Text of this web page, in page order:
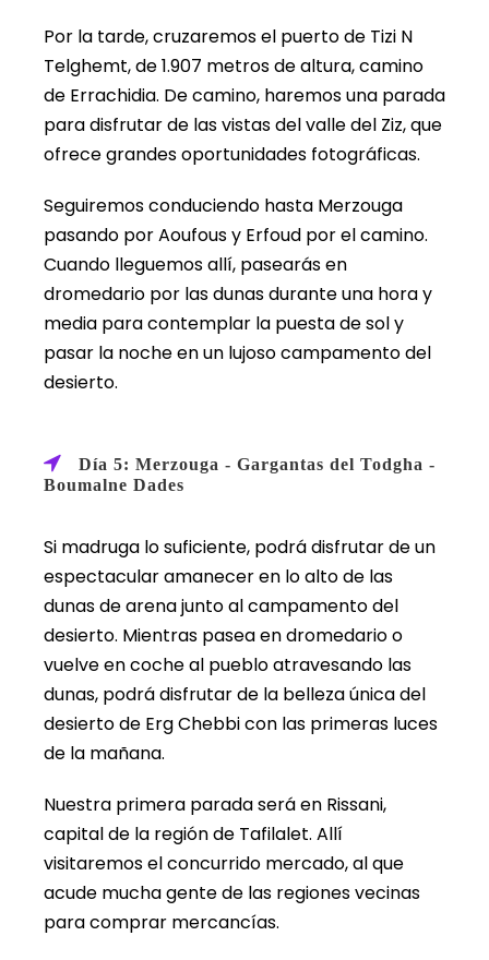
Por la tarde, cruzaremos el puerto de Tizi N
Telghemt, de 1.907 metros de altura, camino
de Errachidia. De camino, haremos una parada
para disfrutar de las vistas del valle del Ziz, que
ofrece grandes oportunidades fotográficas.
Seguiremos conduciendo hasta Merzouga
pasando por Aoufous y Erfoud por el camino.
Cuando lleguemos allí, pasearás en
dromedario por las dunas durante una hora y
media para contemplar la puesta de sol y
pasar la noche en un lujoso campamento del
desierto.
Día 5: Merzouga - Gargantas del Todgha -
Boumalne Dades
Si madruga lo suficiente, podrá disfrutar de un
espectacular amanecer en lo alto de las
dunas de arena junto al campamento del
desierto. Mientras pasea en dromedario o
vuelve en coche al pueblo atravesando las
dunas, podrá disfrutar de la belleza única del
desierto de Erg Chebbi con las primeras luces
de la mañana.
Nuestra primera parada será en Rissani,
capital de la región de Tafilalet. Allí
visitaremos el concurrido mercado, al que
acude mucha gente de las regiones vecinas
para comprar mercancías.